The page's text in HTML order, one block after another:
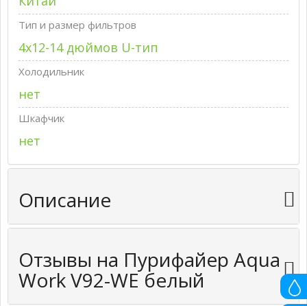
Тип и размер фильтров
4х12-14 дюймов U-тип
Холодильник
нет
Шкафчик
нет
Описание
Отзывы на Пурифайер Aqua
Work V92-WE белый